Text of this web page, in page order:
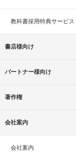
教科書採用特典サービス
書店様向け
パートナー様向け
著作権
会社案内
会社案内